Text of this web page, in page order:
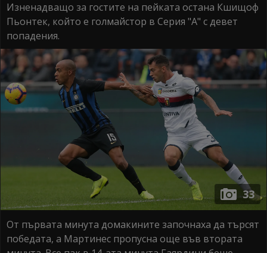
Изненадващо за гостите на пейката остана Кшищоф
Пьонтек, който е голмайстор в Серия "А" с девет
попадения.
33
От първата минута домакините започнаха да търсят
победата, а Мартинес пропусна още във втората